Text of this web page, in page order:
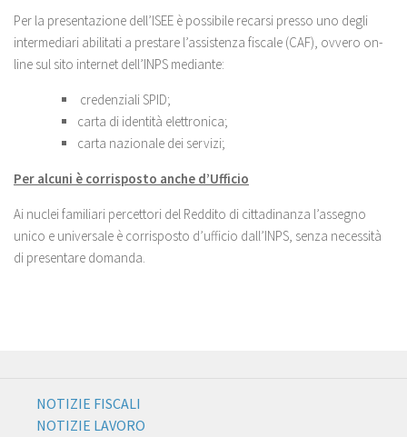
Per la presentazione dell’ISEE è possibile recarsi presso uno degli
intermediari abilitati a prestare l’assistenza fiscale (CAF), ovvero on-
line sul sito internet dell’INPS mediante:
credenziali SPID;
carta di identità elettronica;
carta nazionale dei servizi;
Per alcuni è corrisposto anche d’Ufficio
Ai nuclei familiari percettori del Reddito di cittadinanza l’assegno
unico e universale è corrisposto d’ufficio dall’INPS, senza necessità
di presentare domanda.
NOTIZIE FISCALI
NOTIZIE LAVORO